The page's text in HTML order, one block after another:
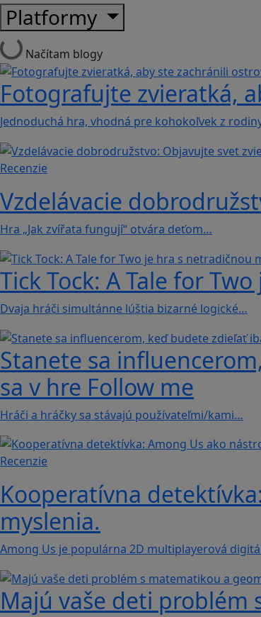
Platformy
Načítam blogy
Fotografujte zvieratká,
Jednoduchá hra, vhodná pre kohokoľvek z
Recenzie
Vzdelávacie
Hra „Jak zvířata fungují“ otvára deťom…
Tick Tock: A Tale for
Dvaja hráči simultánne lúštia bizarné logické…
Stanete sa
sa v hre Follow me
Hráči a hráčky sa stávajú používateľmi/kami…
Recenzie
Kooperatívna
myslenia.
Among Us je populárna 2D multiplayerová
Majú vaše deti